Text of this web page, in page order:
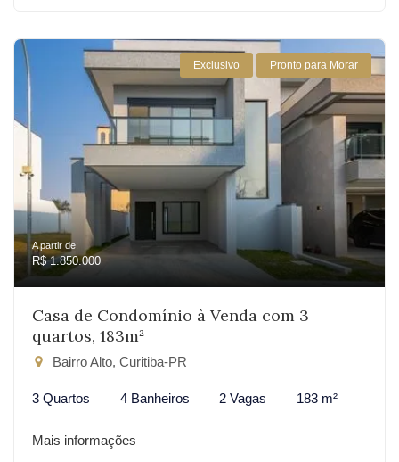
Exclusivo Pronto para Morar
A partir de:
R$ 1.850.000
Casa de Condomínio à Venda com 3
quartos, 183m²
Bairro Alto, Curitiba-PR
3 Quartos 4 Banheiros 2 Vagas 183 m²
Mais informações